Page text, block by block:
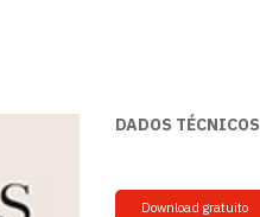
DADOS TÉCNICOS
Download gratuito